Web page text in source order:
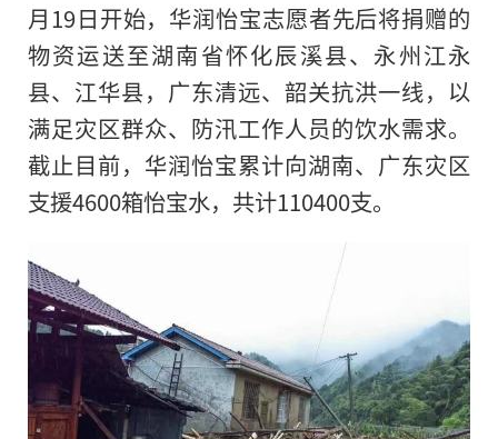
月19日开始，华润怡宝志愿者先后将捐赠的
物资运送至湖南省怀化辰溪县、永州江永
县、江华县，广东清远、韶关抗洪一线，以
满足灾区群众、防汛工作人员的饮水需求。
截止目前，华润怡宝累计向湖南、广东灾区
支援4600箱怡宝水，共计110400支。